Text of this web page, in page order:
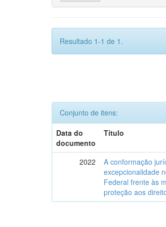
Resultado 1-1 de 1.
Conjunto de itens:
Data do
documento
Título
2022
A conformação
excepcionalidade
Federal frente às
proteção aos